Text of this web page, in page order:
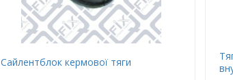
Сайлентблок кермової тяги